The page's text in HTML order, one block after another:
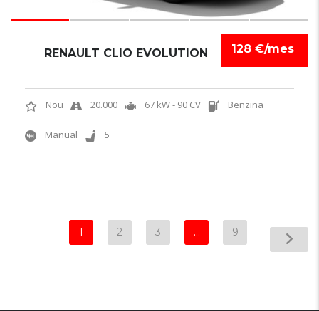
128 €/mes
RENAULT CLIO EVOLUTION
Nou 20.000 67 kW - 90 CV Benzina
Manual 5
1 2 3 … 9